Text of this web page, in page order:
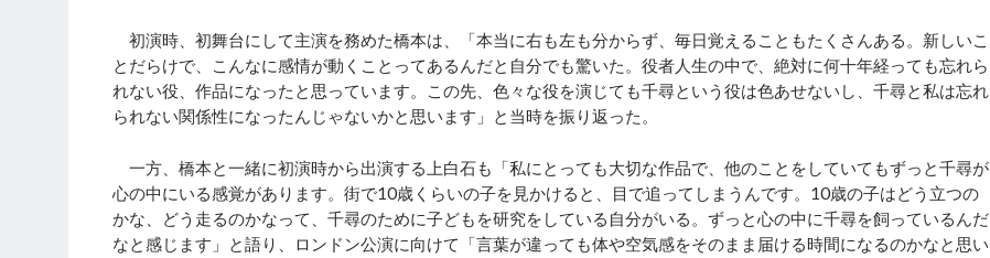
初演時、初舞台にして主演を務めた橋本は、「本当に右も左も分からず、毎日覚えることもたくさんある。新しいこ
とだらけで、こんなに感情が動くことってあるんだと自分でも驚いた。役者人生の中で、絶対に何十年経っても忘れら
れない役、作品になったと思っています。この先、色々な役を演じても千尋という役は色あせないし、千尋と私は忘れ
られない関係性になったんじゃないかと思います」と当時を振り返った。
一方、橋本と一緒に初演時から出演する上白石も「私にとっても大切な作品で、他のことをしていてもずっと千尋が
心の中にいる感覚があります。街で10歳くらいの子を見かけると、目で追ってしまうんです。10歳の子はどう立つの
かな、どう走るのかなって、千尋のために子どもを研究をしている自分がいる。ずっと心の中に千尋を飼っているんだ
なと感じます」と語り、ロンドン公演に向けて「言葉が違っても体や空気感をそのまま届ける時間になるのかなと思い